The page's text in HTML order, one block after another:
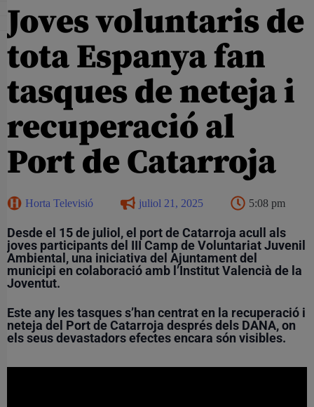
Joves voluntaris de
tota Espanya fan
tasques de neteja i
recuperació al
Port de Catarroja
Horta Televisió juliol 21, 2025 5:08 pm
Desde el 15 de juliol, el port de Catarroja acull als
joves participants del III Camp de Voluntariat Juvenil
Ambiental, una iniciativa del Ajuntament del
municipi en colaboració amb l’Institut Valencià de la
Joventut.
Este any les tasques s’han centrat en la recuperació i
neteja del Port de Catarroja després dels DANA, on
els seus devastadors efectes encara són visibles.